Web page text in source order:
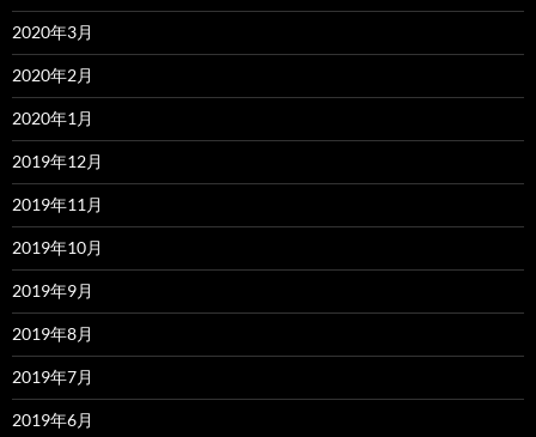
2020年3月
2020年2月
2020年1月
2019年12月
2019年11月
2019年10月
2019年9月
2019年8月
2019年7月
2019年6月